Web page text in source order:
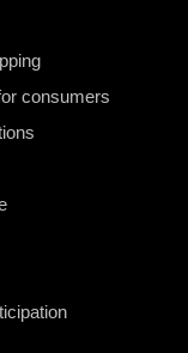
consumers